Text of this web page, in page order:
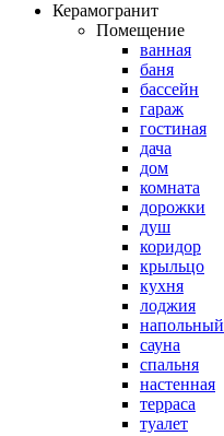
Керамогранит
Помещение
ванная
баня
бассейн
гараж
гостиная
дача
дом
комната
дорожки
душ
коридор
крыльцо
кухня
лоджия
напольный
сауна
спальня
настенная
терраса
туалет